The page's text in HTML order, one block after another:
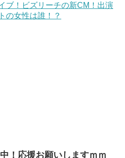
ブ！ビズリーチの新CM！出演
の女性は誰！？
！応援お願いしますｍｍ